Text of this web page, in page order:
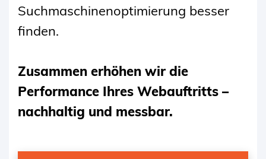
Suchmaschinenoptimierung besser
finden.
Zusammen erhöhen wir die
Performance Ihres Webauftritts –
nachhaltig und messbar.